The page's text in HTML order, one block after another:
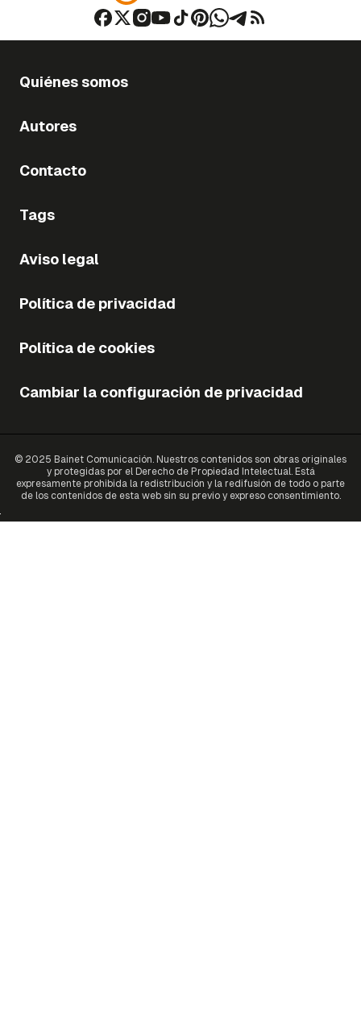
Quiénes somos
Autores
Contacto
Tags
Aviso legal
Política de privacidad
Política de cookies
Cambiar la configuración de privacidad
© 2025 Bainet Comunicación. Nuestros contenidos son obras originales
y protegidas por el Derecho de Propiedad Intelectual. Está
expresamente prohibida la redistribución y la redifusión de todo o parte
de los contenidos de esta web sin su previo y expreso consentimiento.